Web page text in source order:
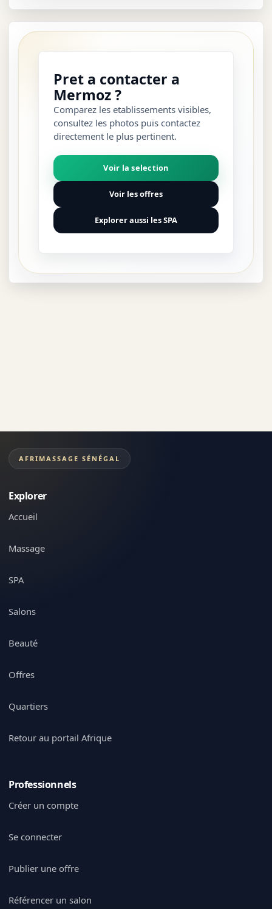
Pret a contacter a
Mermoz ?
Comparez les etablissements visibles,
consultez les photos puis contactez
directement le plus pertinent.
Voir la selection
Voir les offres
Explorer aussi les SPA
AFRIMASSAGE SÉNÉGAL
Explorer
Accueil
Massage
SPA
Salons
Beauté
Offres
Quartiers
Retour au portail Afrique
Professionnels
Créer un compte
Se connecter
Publier une offre
Référencer un salon